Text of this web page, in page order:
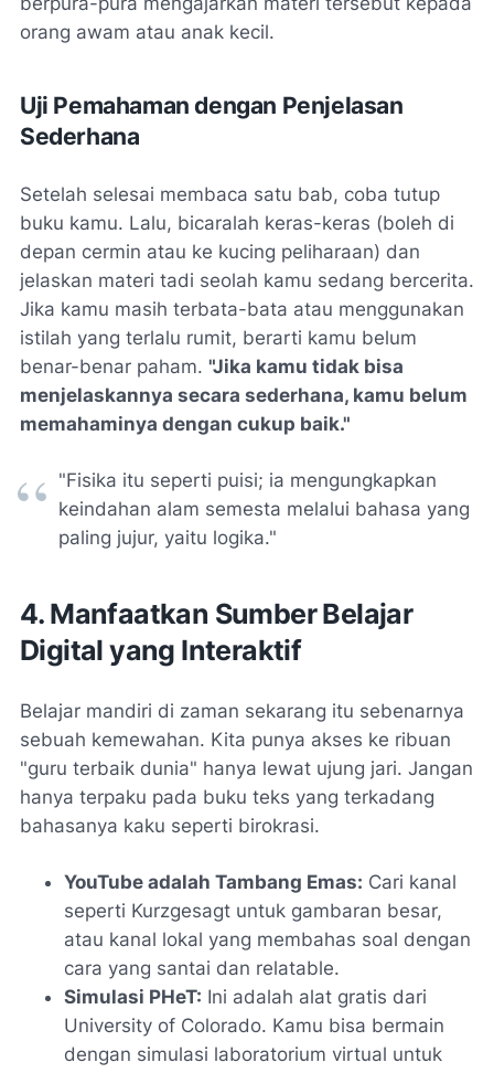
orang awam atau anak kecil.
Uji Pemahaman dengan Penjelasan
Sederhana
Setelah selesai membaca satu bab, coba tutup
buku kamu. Lalu, bicaralah keras-keras (boleh di
depan cermin atau ke kucing peliharaan) dan
jelaskan materi tadi seolah kamu sedang bercerita.
Jika kamu masih terbata-bata atau menggunakan
istilah yang terlalu rumit, berarti kamu belum
benar-benar paham. "Jika kamu tidak bisa
menjelaskannya secara sederhana, kamu belum
memahaminya dengan cukup baik."
"Fisika itu seperti puisi; ia mengungkapkan
keindahan alam semesta melalui bahasa yang
paling jujur, yaitu logika."
4. Manfaatkan Sumber Belajar
Digital yang Interaktif
Belajar mandiri di zaman sekarang itu sebenarnya
sebuah kemewahan. Kita punya akses ke ribuan
"guru terbaik dunia" hanya lewat ujung jari. Jangan
hanya terpaku pada buku teks yang terkadang
bahasanya kaku seperti birokrasi.
YouTube adalah Tambang Emas: Cari kanal
seperti Kurzgesagt untuk gambaran besar,
atau kanal lokal yang membahas soal dengan
cara yang santai dan relatable.
Simulasi PHeT: Ini adalah alat gratis dari
University of Colorado. Kamu bisa bermain
dengan simulasi laboratorium virtual untuk